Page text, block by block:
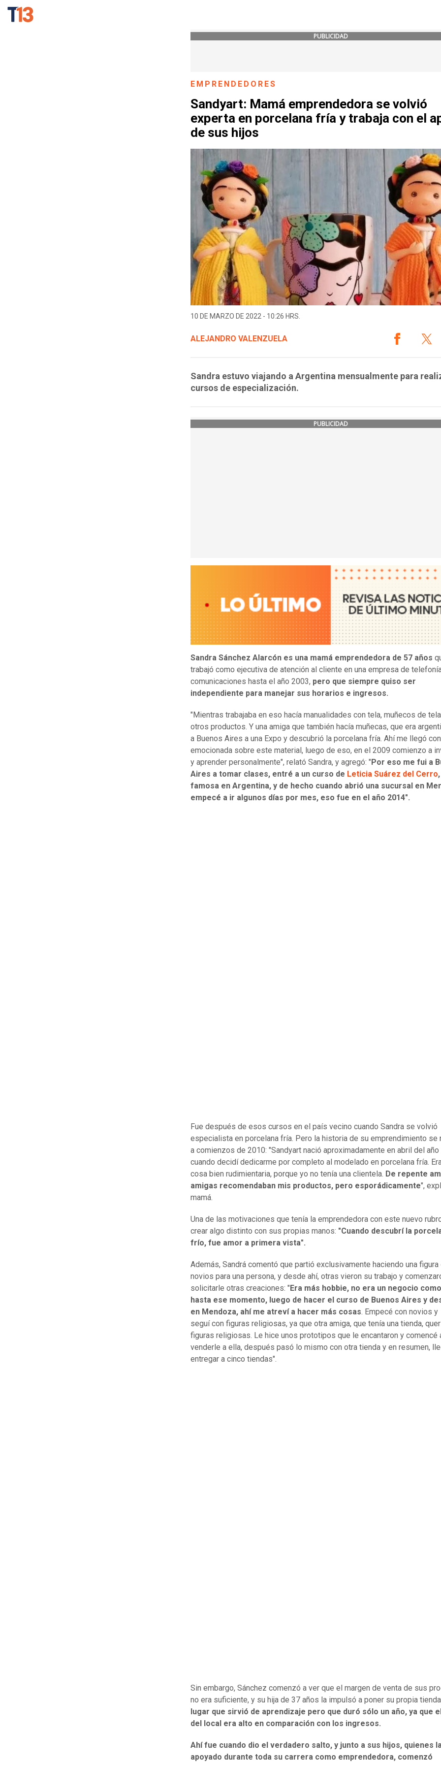
PUBLICIDAD
EMPRENDEDORES
Sandyart: Mamá emprendedora se volvió
experta en porcelana fría y trabaja con el
de sus hijos
10 DE MARZO DE 2022 - 10:26 HRS.
ALEJANDRO VALENZUELA
Sandra estuvo viajando a Argentina mensualmente para
cursos de especialización.
PUBLICIDAD
Sandra Sánchez Alarcón es una mamá emprendedora de 57 años
trabajó como ejecutiva de atención al cliente en una empresa de
comunicaciones hasta el año 2003, pero que siempre quiso ser
independiente para manejar sus horarios e ingresos.
"Mientras trabajaba en eso hacía manualidades con tela, muñecos de
otros productos. Y una amiga que también hacía muñecas, que era
a Buenos Aires a una Expo y descubrió la porcelana fría. Ahí me llegó
emocionada sobre este material, luego de eso, en el 2009 comienzo a
y aprender personalmente", relató Sandra, y agregó: " Por eso me fui a
Aires a tomar clases, entré a un curso de Leticia Suárez del Cerro
famosa en Argentina, y de hecho cuando abrió una sucursal en
empecé a ir algunos días por mes, eso fue en el año 2014".
Fue después de esos cursos en el país vecino cuando Sandra se volvió
especialista en porcelana fría. Pero la historia de su emprendimiento se
a comienzos de 2010: "Sandyart nació aproximadamente en abril del año
cuando decidí dedicarme por completo al modelado en porcelana fría.
cosa bien rudimientaria, porque yo no tenía una clientela. De repente
amigas recomendaban mis productos, pero esporádicamente",
mamá.
Una de las motivaciones que tenía la emprendedora con este nuevo
crear algo distinto con sus propias manos: "Cuando descubrí la
frío, fue amor a primera vista".
Además, Sandrá comentó que partió exclusivamente haciendo una figura
novios para una persona, y desde ahí, otras vieron su trabajo y
solicitarle otras creaciones: " Era más hobbie, no era un negocio
hasta ese momento, luego de hacer el curso de Buenos Aires y
en Mendoza, ahí me atreví a hacer más cosas. Empecé con novios y
seguí con figuras religiosas, ya que otra amiga, que tenía una tienda,
figuras religiosas. Le hice unos prototipos que le encantaron y comencé
venderle a ella, después pasó lo mismo con otra tienda y en resumen,
entregar a cinco tiendas".
Sin embargo, Sánchez comenzó a ver que el margen de venta de sus
no era suficiente, y su hija de 37 años la impulsó a poner su propia
lugar que sirvió de aprendizaje pero que duró sólo un año, ya que
del local era alto en comparación con los ingresos.
Ahí fue cuando dio el verdadero salto, y junto a sus hijos, quienes
apoyado durante toda su carrera como emprendedora, comenzó